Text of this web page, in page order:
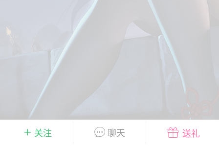
版主
19 23:03
问题解决
我在商城购买的虚拟产品显示自动发
在那里查看卡密？
发货的商品在那里查看卡密？答：查看
：下单以后在右边消息栏查看卡密，或
像 — 我的订单 — 待评价 — 查看订单，
看卡密详情问：我...
关注
聊天 送礼